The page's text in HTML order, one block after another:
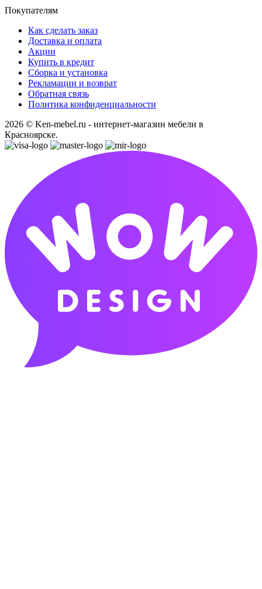
Покупателям
Как сделать заказ
Доставка и оплата
Акции
Купить в кредит
Сборка и установка
Рекламации и возврат
Обратная связь
Политика конфиденциальности
2026 © Ken-mebel.ru - интернет-магазин мебели в
Красноярске.